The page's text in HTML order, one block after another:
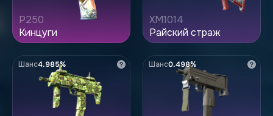
P250
Кинцуги
XM1014
Райский страж
Шанс4.985% Шанс0.498%